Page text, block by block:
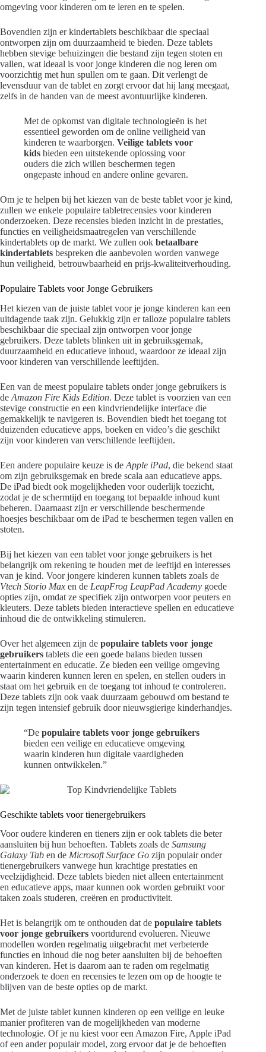
omgeving voor kinderen om te leren en te spelen.
Bovendien zijn er kindertablets beschikbaar die speciaal
ontworpen zijn om duurzaamheid te bieden. Deze tablets
hebben stevige behuizingen die bestand zijn tegen stoten en
vallen, wat ideaal is voor jonge kinderen die nog leren om
voorzichtig met hun spullen om te gaan. Dit verlengt de
levensduur van de tablet en zorgt ervoor dat hij lang meegaat,
zelfs in de handen van de meest avontuurlijke kinderen.
Met de opkomst van digitale technologieën is het
essentieel geworden om de online veiligheid van
kinderen te waarborgen. Veilige tablets voor
kids bieden een uitstekende oplossing voor
ouders die zich willen beschermen tegen
ongepaste inhoud en andere online gevaren.
Om je te helpen bij het kiezen van de beste tablet voor je kind,
zullen we enkele populaire tabletrecensies voor kinderen
onderzoeken. Deze recensies bieden inzicht in de prestaties,
functies en veiligheidsmaatregelen van verschillende
kindertablets op de markt. We zullen ook betaalbare
kindertablets bespreken die aanbevolen worden vanwege
hun veiligheid, betrouwbaarheid en prijs-kwaliteitverhouding.
Populaire Tablets voor Jonge Gebruikers
Het kiezen van de juiste tablet voor je jonge kinderen kan een
uitdagende taak zijn. Gelukkig zijn er talloze populaire tablets
beschikbaar die speciaal zijn ontworpen voor jonge
gebruikers. Deze tablets blinken uit in gebruiksgemak,
duurzaamheid en educatieve inhoud, waardoor ze ideaal zijn
voor kinderen van verschillende leeftijden.
Een van de meest populaire tablets onder jonge gebruikers is
de Amazon Fire Kids Edition. Deze tablet is voorzien van een
stevige constructie en een kindvriendelijke interface die
gemakkelijk te navigeren is. Bovendien biedt het toegang tot
duizenden educatieve apps, boeken en video’s die geschikt
zijn voor kinderen van verschillende leeftijden.
Een andere populaire keuze is de Apple iPad, die bekend staat
om zijn gebruiksgemak en brede scala aan educatieve apps.
De iPad biedt ook mogelijkheden voor ouderlijk toezicht,
zodat je de schermtijd en toegang tot bepaalde inhoud kunt
beheren. Daarnaast zijn er verschillende beschermende
hoesjes beschikbaar om de iPad te beschermen tegen vallen en
stoten.
Bij het kiezen van een tablet voor jonge gebruikers is het
belangrijk om rekening te houden met de leeftijd en interesses
van je kind. Voor jongere kinderen kunnen tablets zoals de
Vtech Storio Max en de LeapFrog LeapPad Academy goede
opties zijn, omdat ze specifiek zijn ontworpen voor peuters en
kleuters. Deze tablets bieden interactieve spellen en educatieve
inhoud die de ontwikkeling stimuleren.
Over het algemeen zijn de populaire tablets voor jonge
gebruikers tablets die een goede balans bieden tussen
entertainment en educatie. Ze bieden een veilige omgeving
waarin kinderen kunnen leren en spelen, en stellen ouders in
staat om het gebruik en de toegang tot inhoud te controleren.
Deze tablets zijn ook vaak duurzaam gebouwd om bestand te
zijn tegen intensief gebruik door nieuwsgierige kinderhandjes.
“De populaire tablets voor jonge gebruikers
bieden een veilige en educatieve omgeving
waarin kinderen hun digitale vaardigheden
kunnen ontwikkelen.”
Geschikte tablets voor tienergebruikers
Voor oudere kinderen en tieners zijn er ook tablets die beter
aansluiten bij hun behoeften. Tablets zoals de Samsung
Galaxy Tab en de Microsoft Surface Go zijn populair onder
tienergebruikers vanwege hun krachtige prestaties en
veelzijdigheid. Deze tablets bieden niet alleen entertainment
en educatieve apps, maar kunnen ook worden gebruikt voor
taken zoals studeren, creëren en productiviteit.
Het is belangrijk om te onthouden dat de populaire tablets
voor jonge gebruikers voortdurend evolueren. Nieuwe
modellen worden regelmatig uitgebracht met verbeterde
functies en inhoud die nog beter aansluiten bij de behoeften
van kinderen. Het is daarom aan te raden om regelmatig
onderzoek te doen en recensies te lezen om op de hoogte te
blijven van de beste opties op de markt.
Met de juiste tablet kunnen kinderen op een veilige en leuke
manier profiteren van de mogelijkheden van moderne
technologie. Of je nu kiest voor een Amazon Fire, Apple iPad
of een ander populair model, zorg ervoor dat je de behoeften